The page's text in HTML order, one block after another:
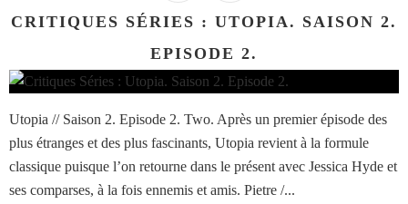
CRITIQUES SÉRIES : UTOPIA. SAISON 2.
EPISODE 2.
Utopia // Saison 2. Episode 2. Two. Après un premier épisode des
plus étranges et des plus fascinants, Utopia revient à la formule
classique puisque l’on retourne dans le présent avec Jessica Hyde et
ses comparses, à la fois ennemis et amis. Pietre /...